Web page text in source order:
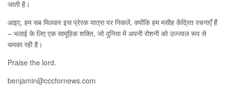
जाती है।
आइए, हम सब मिलकर इस प्रेरक यात्रा पर निकलें, क्योंकि हम मसीह केंद्रित रचनाएँ हैं
– भलाई के लिए एक सामूहिक शक्ति, जो दुनिया में अपनी रोशनी को उज्ज्वल रूप से
चमका रही है।
Praise the lord.
benjamin@cccfornews.com